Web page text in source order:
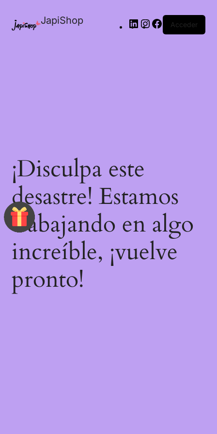
JapiShop Acceder
¡Disculpa este
desastre! Estamos
trabajando en algo
increíble, ¡vuelve
pronto!